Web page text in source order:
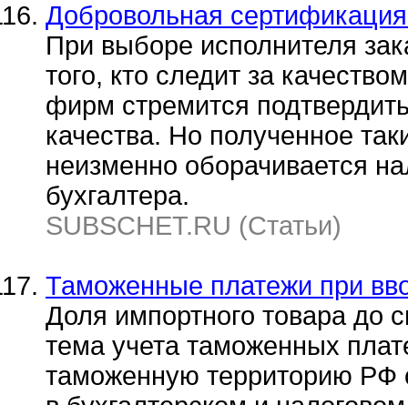
Добровольная
При выборе исполнителя
того, кто следит за
фирм стремится
качества. Но полученное
неизменно оборачивается
бухгалтера.
SUBSCHET.RU (Статьи)
Таможенные платежи при
Доля импортного товара до
тема учета таможенных
таможенную территорию РФ